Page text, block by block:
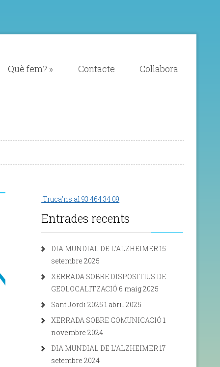
Què fem? » Contacte Col·labora
Truca'ns al 93 464 34 09
Entrades recents
DIA MUNDIAL DE L’ALZHEIMER15
setembre 2025
XERRADA SOBRE DISPOSITIUS DE
GEOLOCALITZACIÓ 6 maig 2025
Sant Jordi 2025 1 abril 2025
XERRADA SOBRE COMUNICACIÓ 1
novembre 2024
DIA MUNDIAL DE L’ALZHEIMER17
setembre 2024